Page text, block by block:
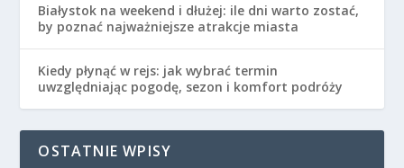
Białystok na weekend i dłużej: ile dni warto zostać,
by poznać najważniejsze atrakcje miasta
Kiedy płynąć w rejs: jak wybrać termin
uwzględniając pogodę, sezon i komfort podróży
OSTATNIE WPISY